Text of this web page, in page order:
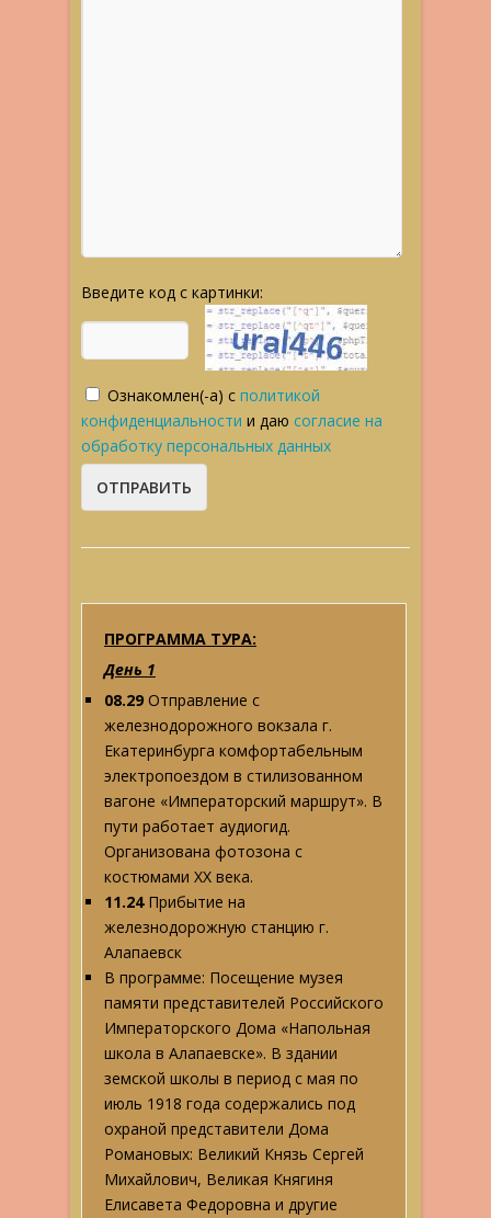
Введите код с картинки:
Ознакомлен(-а) с политикой
конфиденциальности и даю согласие на
обработку персональных данных
ПРОГРАММА ТУРА:
День 1
08.29 Отправление с
железнодорожного вокзала г.
Екатеринбурга комфортабельным
электропоездом в стилизованном
вагоне «Императорский маршрут». В
пути работает аудиогид.
Организована фотозона с
костюмами ХХ века.
11.24Прибытие на
железнодорожную станцию г.
Алапаевск
В программе: Посещение музея
памяти представителей Российского
Императорского Дома «Напольная
школа в Алапаевске». В здании
земской школы в период с мая по
июль 1918 года содержались под
охраной представители Дома
Романовых: Великий Князь Сергей
Михайлович, Великая Княгиня
Елисавета Федоровна и другие